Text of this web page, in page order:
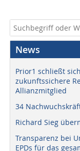
News
Prior1 schließt
zukunftssichere
Allianzmitglied
34
Richard Sieg
Transparenz bei
EPDs für das